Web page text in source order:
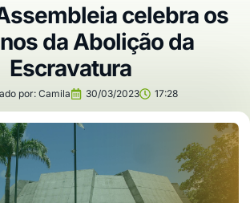
celebra os
da Abolição da
Escravatura
por:Camila 30/03/2023 17:28